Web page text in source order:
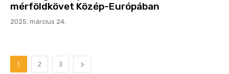
mérföldkövet Közép-Európában
2025. március 24.
1 2 3